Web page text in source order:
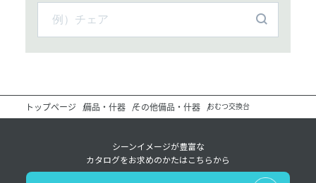
トップページ 備品・什器 その他備品・什器 おむつ交換台
シーンイメージが豊富な
カタログをお求めのかたはこちらから